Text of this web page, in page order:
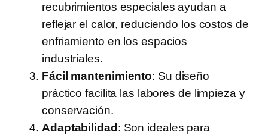
recubrimientos especiales ayudan a
reflejar el calor, reduciendo los costos de
enfriamiento en los espacios
industriales.
Fácil mantenimiento: Su diseño
práctico facilita las labores de limpieza y
conservación.
Adaptabilidad : Son ideales para